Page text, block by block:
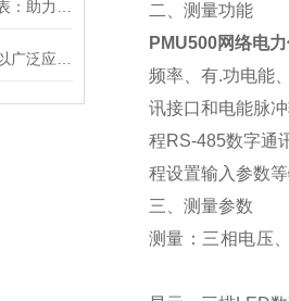
二、测量功能
PMU500网络电
频率、有.功电能
讯接口和电能脉
程RS-485数字通
程设置输入参数
三、 测量参数
测量：三相电压